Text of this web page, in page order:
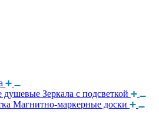
Зеркала с подсветкой
Магнитно-маркерные доски